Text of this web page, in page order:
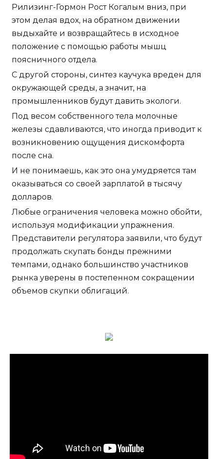
Рилизинг-Гормон Рост Когалым вниз, при
этом делая вдох, на обратном движении
выдыхайте и возвращайтесь в исходное
положение с помощью работы мышц
поясничного отдела.
С другой стороны, синтез каучука вреден для
окружающей среды, а значит, на
промышленников будут давить экологи.
Под весом собственного тела молочные
железы сдавливаются, что иногда приводит к
возникновению ощущения дискомфорта
после сна.
И не понимаешь, как это она умудряется там
оказываться со своей зарплатой в тысячу
долларов.
Любые ограничения человека можно обойти,
используя модификации упражнения.
Представители регулятора заявили, что будут
продолжать скупать бонды прежними
темпами, однако большинство участников
рынка уверены в постепенном сокращении
объемов скупки облигаций.